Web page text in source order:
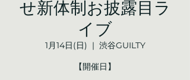
せ新体制お披露目ラ
イブ
1月14日(日)
  |
渋谷GUILTY
【開催日】